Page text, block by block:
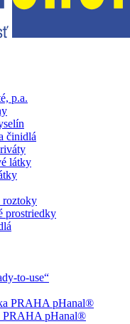
p.a.
činidlá
látky
roztoky
prostriedky
to-use“
PRAHA pHanal®
PRAHA pHanal®